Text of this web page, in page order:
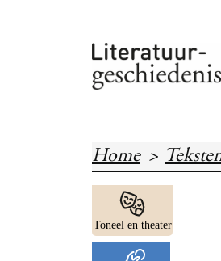
Home
Image
Toneel en theater